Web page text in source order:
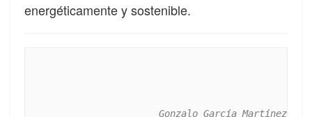
energéticamente y sostenible.
Gonzalo García Martínez